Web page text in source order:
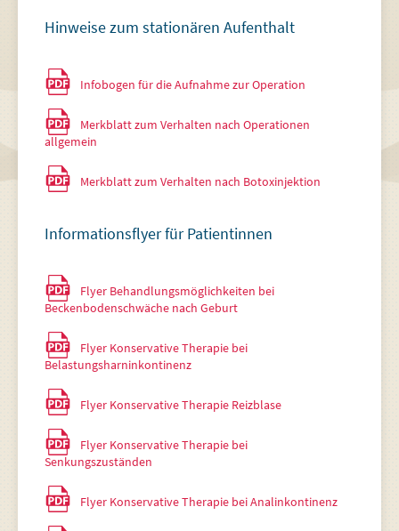
Hinweise zum stationären Aufenthalt
Infobogen für die Aufnahme zur Operation
Merkblatt zum Verhalten nach Operationen
allgemein
Merkblatt zum Verhalten nach Botoxinjektion
Informationsflyer für Patientinnen
Flyer Behandlungsmöglichkeiten bei
Beckenbodenschwäche nach Geburt
Flyer Konservative Therapie bei
Belastungsharninkontinenz
Flyer Konservative Therapie Reizblase
Flyer Konservative Therapie bei
Senkungszuständen
Flyer Konservative Therapie bei Analinkontinenz